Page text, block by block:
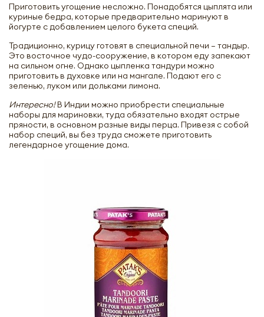
Приготовить угощение несложно. Понадобятся цыплята или
куриные бедра, которые предварительно маринуют в
йогурте с добавлением целого букета специй.
Традиционно, курицу готовят в специальной печи – тандыр.
Это восточное чудо-сооружение, в котором еду запекают
на сильном огне. Однако цыпленка тандури можно
приготовить в духовке или на мангале. Подают его с
зеленью, луком или дольками лимона.
Интересно!В Индии можно приобрести специальные
наборы для мариновки, туда обязательно входят острые
пряности, в основном разные виды перца. Привезя с собой
набор специй, вы без труда сможете приготовить
легендарное угощение дома.